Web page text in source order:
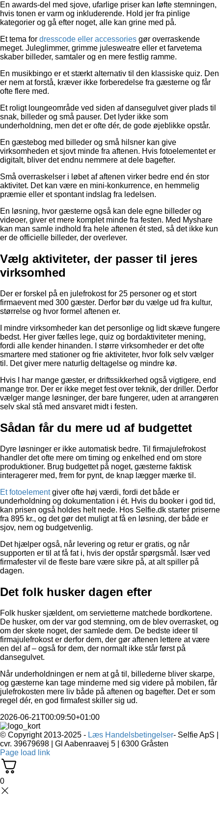
En awards-del med sjove, ufarlige priser kan løfte stemningen,
hvis tonen er varm og inkluderende. Hold jer fra pinlige
kategorier og gå efter noget, alle kan grine med på.
Et tema for dresscode eller accessories gør overraskende
meget. Juleglimmer, grimme julesweatre eller et farvetema
skaber billeder, samtaler og en mere festlig ramme.
En musikbingo er et stærkt alternativ til den klassiske quiz. Den
er nem at forstå, kræver ikke forberedelse fra gæsterne og får
ofte flere med.
Et roligt loungeområde ved siden af dansegulvet giver plads til
snak, billeder og små pauser. Det lyder ikke som
underholdning, men det er ofte dér, de gode øjeblikke opstår.
En gæstebog med billeder og små hilsner kan give
virksomheden et sjovt minde fra aftenen. Hvis fotoelementet er
digitalt, bliver det endnu nemmere at dele bagefter.
Små overraskelser i løbet af aftenen virker bedre end én stor
aktivitet. Det kan være en mini-konkurrence, en hemmelig
præmie eller et spontant indslag fra ledelsen.
En løsning, hvor gæsterne også kan dele egne billeder og
videoer, giver et mere komplet minde fra festen. Med Myshare
kan man samle indhold fra hele aftenen ét sted, så det ikke kun
er de officielle billeder, der overlever.
Vælg aktiviteter, der passer til jeres
virksomhed
Der er forskel på en julefrokost for 25 personer og et stort
firmaevent med 300 gæster. Derfor bør du vælge ud fra kultur,
størrelse og hvor formel aftenen er.
I mindre virksomheder kan det personlige og lidt skæve fungere
bedst. Her giver fælles lege, quiz og bordaktiviteter mening,
fordi alle kender hinanden. I større virksomheder er det ofte
smartere med stationer og frie aktiviteter, hvor folk selv vælger
til. Det giver mere naturlig deltagelse og mindre kø.
Hvis I har mange gæster, er driftssikkerhed også vigtigere, end
mange tror. Der er ikke meget fest over teknik, der driller. Derfor
vælger mange løsninger, der bare fungerer, uden at arrangøren
selv skal stå med ansvaret midt i festen.
Sådan får du mere ud af budgettet
Dyre løsninger er ikke automatisk bedre. Til firmajulefrokost
handler det ofte mere om timing og enkelhed end om store
produktioner. Brug budgettet på noget, gæsterne faktisk
interagerer med, frem for pynt, de knap lægger mærke til.
Et fotoelementgiver ofte høj værdi, fordi det både er
underholdning og dokumentation i ét. Hvis du booker i god tid,
kan prisen også holdes helt nede. Hos Selfie.dk starter priserne
fra 895 kr., og det gør det muligt at få en løsning, der både er
sjov, nem og budgetvenlig.
Det hjælper også, når levering og retur er gratis, og når
supporten er til at få fat i, hvis der opstår spørgsmål. Især ved
firmafester vil de fleste bare være sikre på, at alt spiller på
dagen.
Det folk husker dagen efter
Folk husker sjældent, om servietterne matchede bordkortene.
De husker, om der var god stemning, om de blev overrasket, og
om der skete noget, der samlede dem. De bedste ideer til
firmajulefrokost er derfor dem, der gør aftenen lettere at være
en del af – også for dem, der normalt ikke står først på
dansegulvet.
Når underholdningen er nem at gå til, billederne bliver skarpe,
og gæsterne kan tage minderne med sig videre på mobilen, får
julefrokosten mere liv både på aftenen og bagefter. Det er som
regel dér, en god firmafest skiller sig ud.
2026-06-21T00:09:50+01:00
© Copyright 2013-2025 - Læs Handelsbetingelser- Selfie ApS |
cvr. 39679698 | Gl Aabenraavej 5 | 6300 Gråsten
Page load link
0